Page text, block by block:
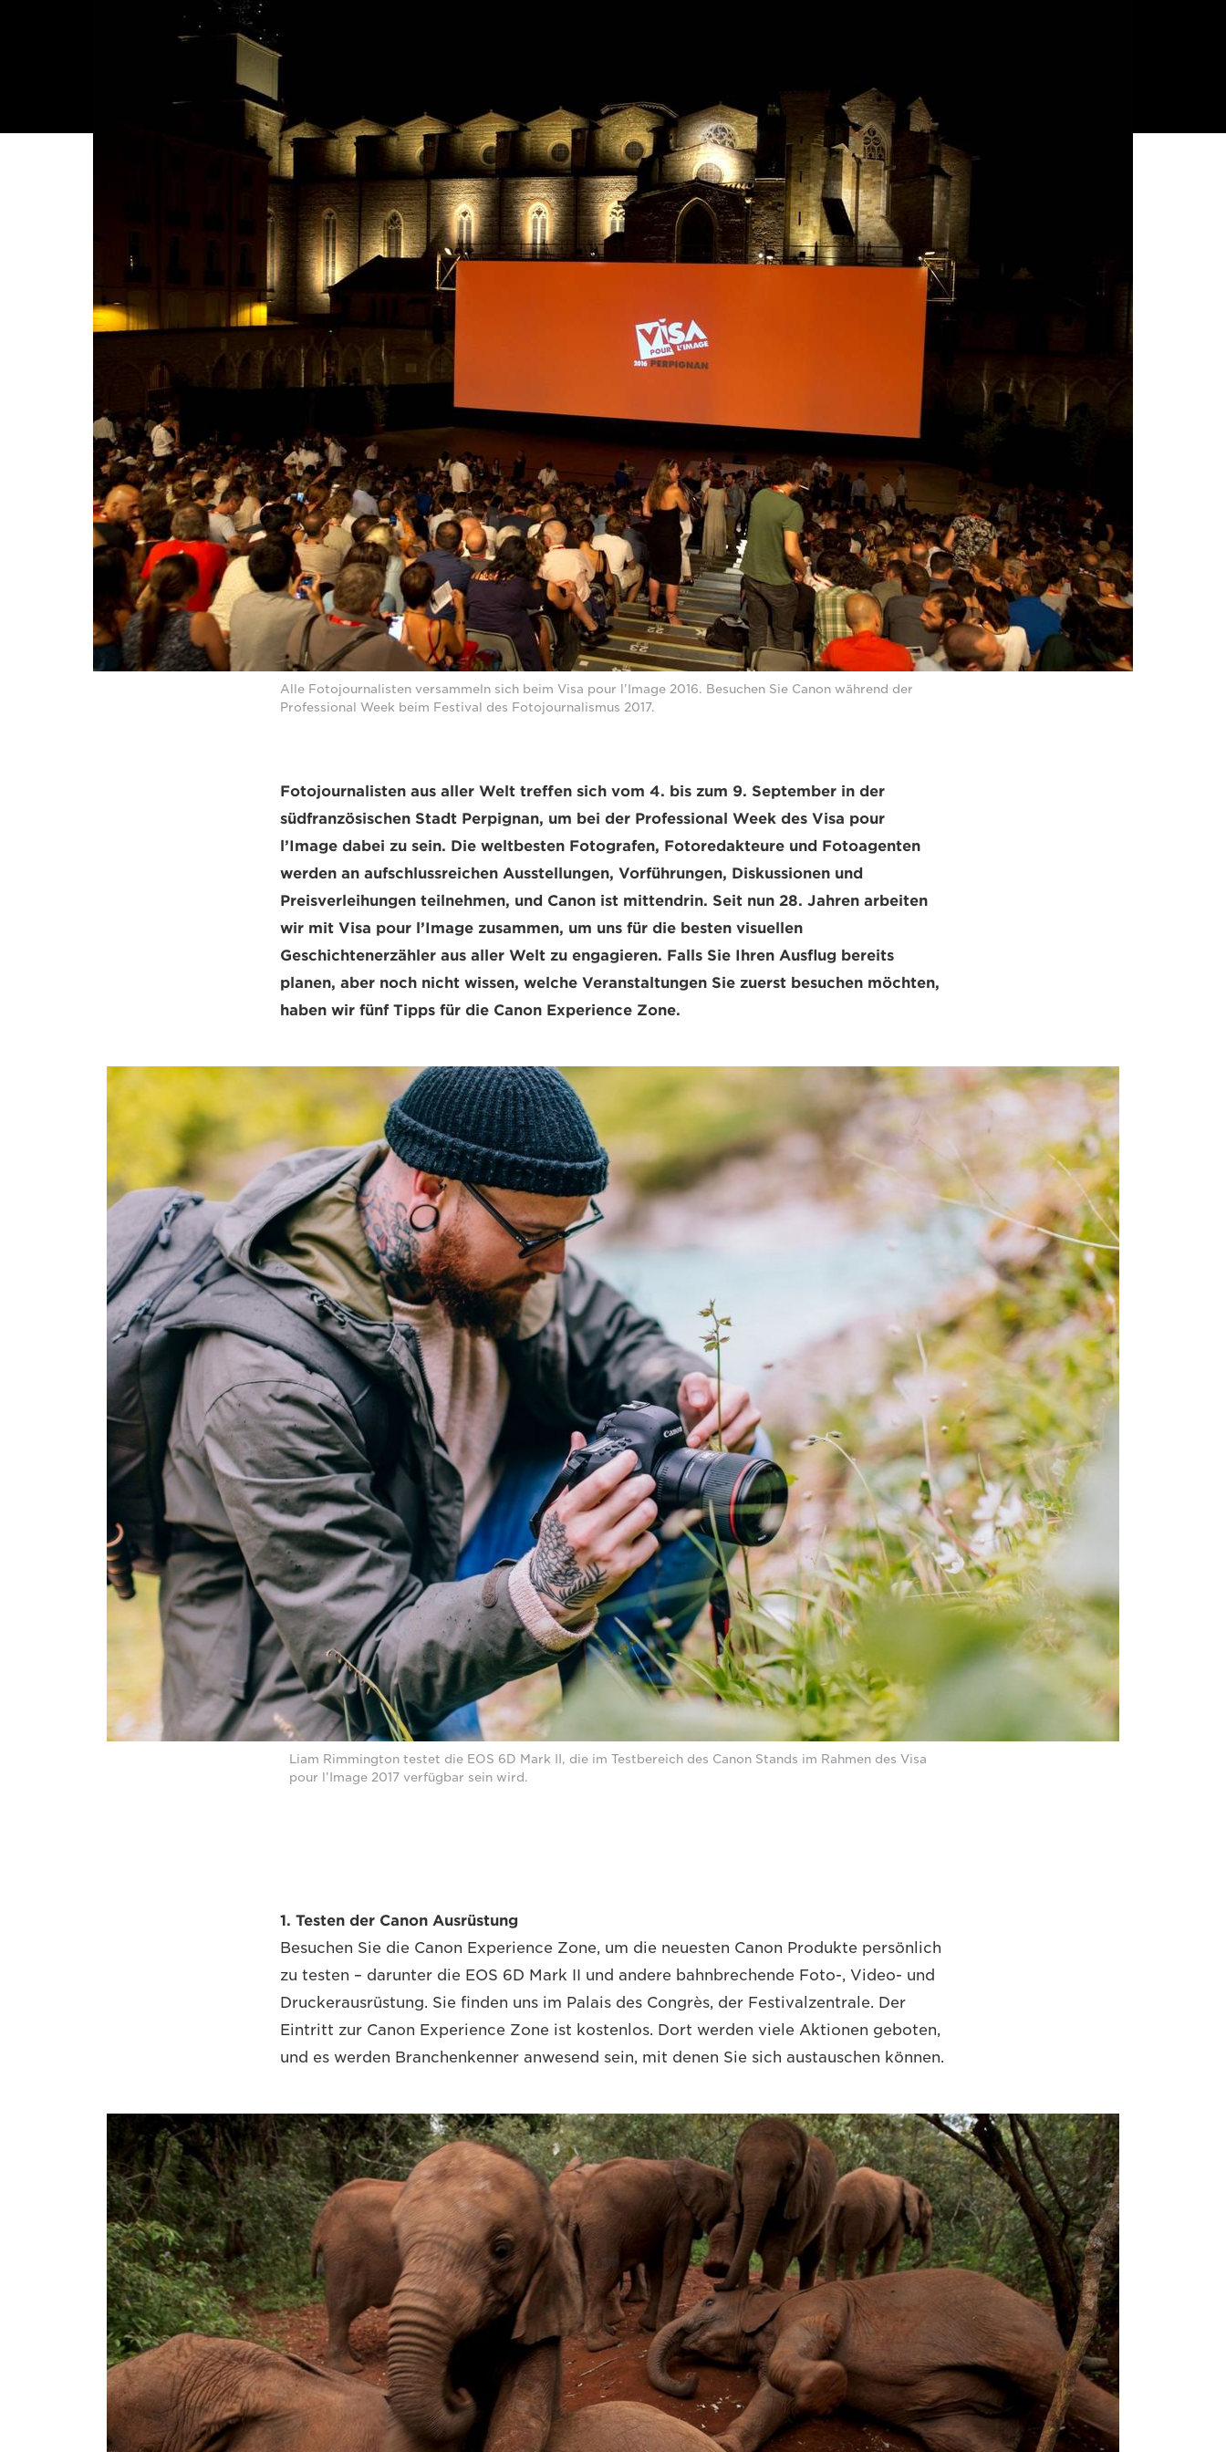
Alle Fotojournalisten versammeln sich beim Visa pour l’Image 2016. Besuchen Sie Canon während der
Professional Week beim Festival des Fotojournalismus 2017.
Fotojournalisten aus aller Welt treffen sich vom 4. bis zum 9. September in der
südfranzösischen Stadt Perpignan, um bei der Professional Week des Visa pour
l’Image dabei zu sein. Die weltbesten Fotografen, Fotoredakteure und Fotoagenten
werden an aufschlussreichen Ausstellungen, Vorführungen, Diskussionen und
Preisverleihungen teilnehmen, und Canon ist mittendrin. Seit nun 28. Jahren arbeiten
wir mit Visa pour l’Image zusammen, um uns für die besten visuellen
Geschichtenerzähler aus aller Welt zu engagieren. Falls Sie Ihren Ausflug bereits
planen, aber noch nicht wissen, welche Veranstaltungen Sie zuerst besuchen möchten,
haben wir fünf Tipps für die Canon Experience Zone.
Liam Rimmington testet die EOS 6D Mark II, die im Testbereich des Canon Stands im Rahmen des Visa
pour l’Image 2017 verfügbar sein wird.
1. Testen der Canon Ausrüstung
Besuchen Sie die Canon Experience Zone, um die neuesten Canon Produkte persönlich
zu testen – darunter die EOS 6D Mark II und andere bahnbrechende Foto-, Video- und
Druckerausrüstung. Sie finden uns im Palais des Congrès, der Festivalzentrale. Der
Eintritt zur Canon Experience Zone ist kostenlos. Dort werden viele Aktionen geboten,
und es werden Branchenkenner anwesend sein, mit denen Sie sich austauschen können.